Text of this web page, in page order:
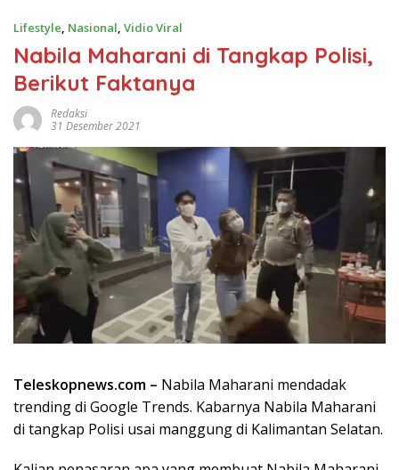
Lifestyle, Nasional, Vidio Viral
Nabila Maharani di Tangkap Polisi,
Berikut Faktanya
Redaksi
31 Desember 2021
Teleskopnews.com – Nabila Maharani mendadak
trending di Google Trends. Kabarnya Nabila Maharani
di tangkap Polisi usai manggung di Kalimantan Selatan.